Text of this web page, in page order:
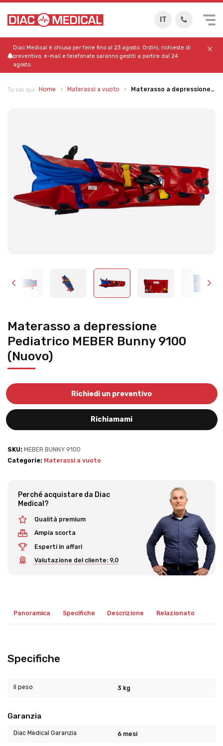
IT
Diac Medical è chiusa per ferie fino al 23 agosto. Ordini, richieste di
preventivo, e-mail e telefonate saranno gestiti a partire dal 24
agosto.
Tu sei qui: Home Materassi a vuoto Materasso a depressione…
Materasso a depressione
Pediatrico MEBER Bunny 9100
(Nuovo)
Richiedi un preventivo
Richiamami
SKU: MEBER BUNNY 9100
Categorie: Materassi a vuoto
Perché acquistare da Diac
Medical?
Qualità premium
Ampia scorta
Esperti in affari
Valutazione del cliente: 9,0
Panoramica Specifiche Descrizione Relazionato
Specifiche
Il peso 3 kg
Garanzia
Diac Medical Garanzia 6 mesi